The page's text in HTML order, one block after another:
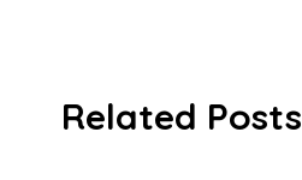
Related Posts